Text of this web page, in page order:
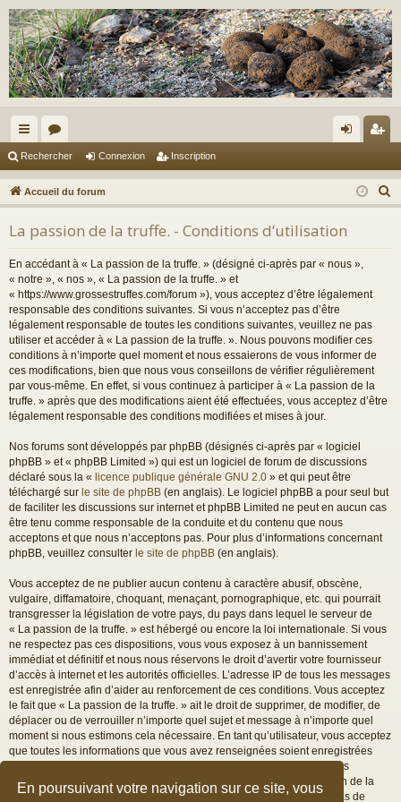
En poursuivant votre navigation sur ce site, vous
ac
co
ur
ci
s
or
u
m
s
ne
xi
on
cri
pti
Rechercher Connexion Inscription
Accueil du forum
e
La passion de la truffe. - Conditions d’utilisation
En accédant à « La passion de la truffe. » (désigné ci-après par « nous »,
« notre », « nos », « La passion de la truffe. » et
« https://www.grossestruffes.com/forum »), vous acceptez d’être légalement
responsable des conditions suivantes. Si vous n’acceptez pas d’être
légalement responsable de toutes les conditions suivantes, veuillez ne pas
utiliser et accéder à « La passion de la truffe. ». Nous pouvons modifier ces
conditions à n’importe quel moment et nous essaierons de vous informer de
ces modifications, bien que nous vous conseillons de vérifier régulièrement
par vous-même. En effet, si vous continuez à participer à « La passion de la
truffe. » après que des modifications aient été effectuées, vous acceptez d’être
légalement responsable des conditions modifiées et mises à jour.
Nos forums sont développés par phpBB (désignés ci-après par « logiciel
phpBB » et « phpBB Limited ») qui est un logiciel de forum de discussions
déclaré sous la « licence publique générale GNU 2.0 » et qui peut être
téléchargé sur le site de phpBB (en anglais). Le logiciel phpBB a pour seul but
de faciliter les discussions sur internet et phpBB Limited ne peut en aucun cas
être tenu comme responsable de la conduite et du contenu que nous
acceptons et que nous n’acceptons pas. Pour plus d’informations concernant
phpBB, veuillez consulter le site de phpBB (en anglais).
Vous acceptez de ne publier aucun contenu à caractère abusif, obscène,
vulgaire, diffamatoire, choquant, menaçant, pornographique, etc. qui pourrait
transgresser la législation de votre pays, du pays dans lequel le serveur de
« La passion de la truffe. » est hébergé ou encore la loi internationale. Si vous
ne respectez pas ces dispositions, vous vous exposez à un bannissement
immédiat et définitif et nous nous réservons le droit d’avertir votre fournisseur
d’accès à internet et les autorités officielles. L’adresse IP de tous les messages
est enregistrée afin d’aider au renforcement de ces conditions. Vous acceptez
le fait que « La passion de la truffe. » ait le droit de supprimer, de modifier, de
déplacer ou de verrouiller n’importe quel sujet et message à n’importe quel
moment si nous estimons cela nécessaire. En tant qu’utilisateur, vous acceptez
que toutes les informations que vous avez renseignées soient enregistrées
dans notre base de données. Bien que ces informations ne seront pas
diffusées à une tierce partie sans votre consentement, ni « La passion de la
truffe. », ni phpBB, ne pourront être tenus comme responsables en cas de